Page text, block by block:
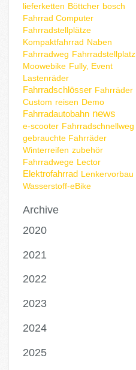
lieferketten Böttcher bosch
Fahrrad Computer
Fahrradstellplätze
Kompaktfahrrad Naben
Fahrradweg Fahrradstellplatz
Moowebike Fully, Event
Lastenräder
Fahrradschlösser Fahrräder
Custom reisen Demo
Fahrradautobahn news
e-scooter Fahrradschnellweg
gebrauchte Fahrräder
Winterreifen zubehör
Fahrradwege Lector
Elektrofahrrad Lenkervorbau
Wasserstoff-eBike
Archive
2020
2021
2022
2023
2024
2025